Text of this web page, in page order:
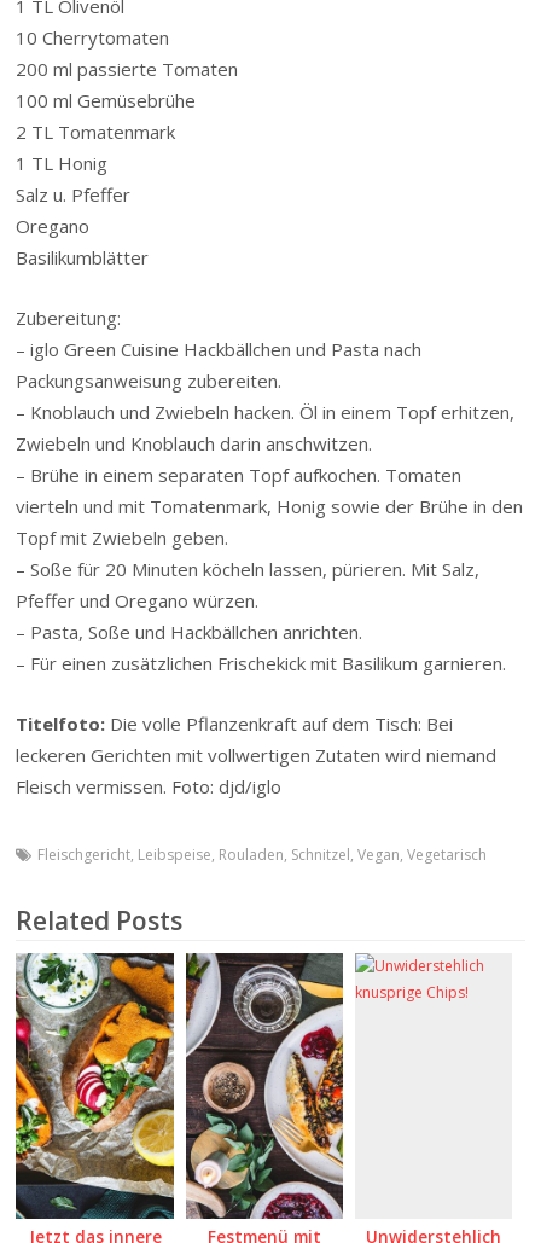
1 TL Olivenöl
10 Cherrytomaten
200 ml passierte Tomaten
100 ml Gemüsebrühe
2 TL Tomatenmark
1 TL Honig
Salz u. Pfeffer
Oregano
Basilikumblätter
Zubereitung:
– iglo Green Cuisine Hackbällchen und Pasta nach
Packungsanweisung zubereiten.
– Knoblauch und Zwiebeln hacken. Öl in einem Topf erhitzen,
Zwiebeln und Knoblauch darin anschwitzen.
– Brühe in einem separaten Topf aufkochen. Tomaten
vierteln und mit Tomatenmark, Honig sowie der Brühe in den
Topf mit Zwiebeln geben.
– Soße für 20 Minuten köcheln lassen, pürieren. Mit Salz,
Pfeffer und Oregano würzen.
– Pasta, Soße und Hackbällchen anrichten.
– Für einen zusätzlichen Frischekick mit Basilikum garnieren.
Titelfoto: Die volle Pflanzenkraft auf dem Tisch: Bei
leckeren Gerichten mit vollwertigen Zutaten wird niemand
Fleisch vermissen. Foto: djd/iglo
Fleischgericht, Leibspeise, Rouladen, Schnitzel,Vegan,Vegetarisch
Related Posts
Jetzt das innere Festmenü mit Unwiderstehlich